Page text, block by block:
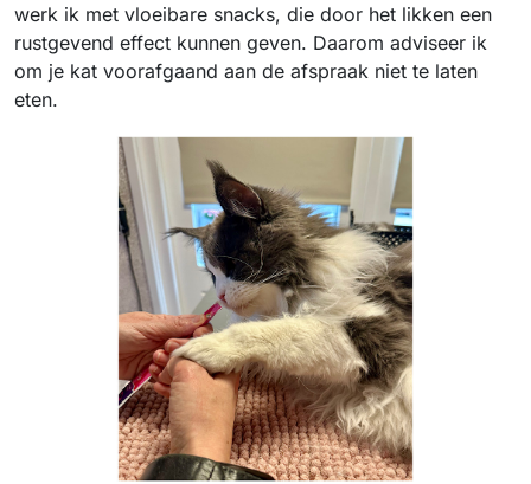
werk ik met vloeibare snacks, die door het likken een
rustgevend effect kunnen geven. Daarom adviseer ik
om je kat voorafgaand aan de afspraak niet te laten
eten.